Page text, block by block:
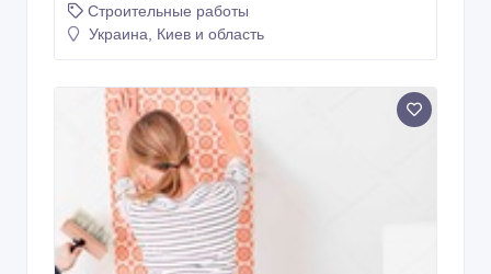
Строительные работы
Украина, Киев и область